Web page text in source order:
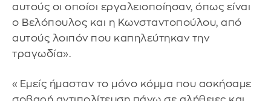
αυτούς οι οποίοι εργαλειοποίησαν, όπως είναι
ο Βελόπουλος και η Κωνσταντοπούλου, από
αυτούς λοιπόν που καπηλεύτηκαν την
τραγωδία».
«Εμείς ήμασταν το μόνο κόμμα που ασκήσαμε